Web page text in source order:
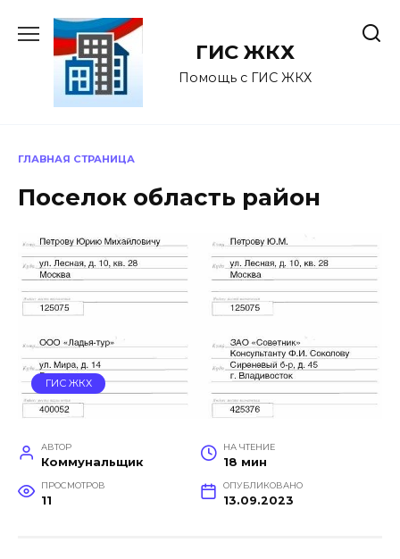
содержанию
ГИС ЖКХ
Помощь с ГИС ЖКХ
ГЛАВНАЯ СТРАНИЦА
Поселок область район
ГИС ЖКХ
АВТОР
Коммунальщик
НА ЧТЕНИЕ
18 мин
ПРОСМОТРОВ
11
ОПУБЛИКОВАНО
13.09.2023